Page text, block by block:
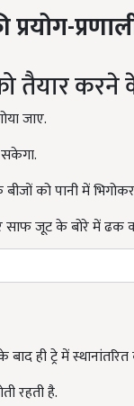
प्रयोग-
तैयार करने
जाए.
को पानी में
साफ जूट के बोरे में ढक
मशीन की ट्रे
ही ट्रे में
रहती है.